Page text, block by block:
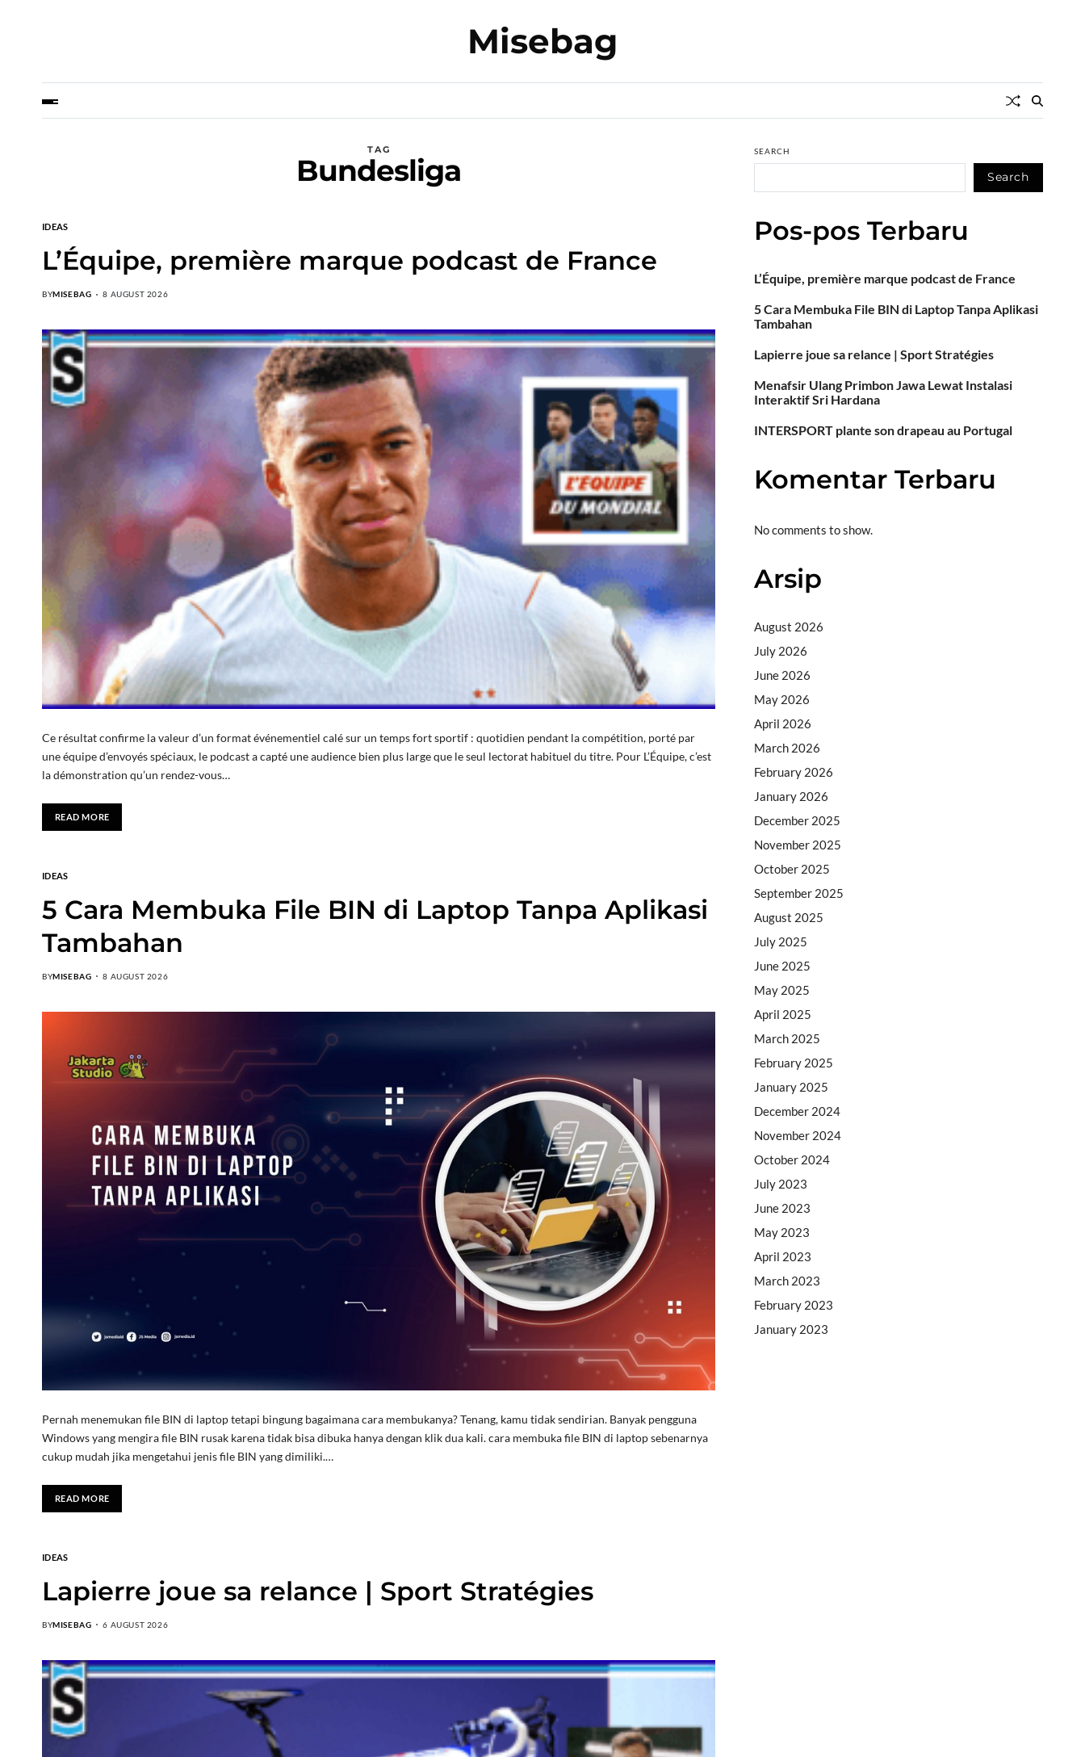
Misebag
TAG
Bundesliga
IDEAS
L’Équipe, première marque podcast de France
BYMISEBAG 8 AUGUST 2026
Ce résultat confirme la valeur d’un format événementiel calé sur un temps fort sportif : quotidien pendant la compétition, porté par
une équipe d’envoyés spéciaux, le podcast a capté une audience bien plus large que le seul lectorat habituel du titre. Pour L’Équipe, c’est
la démonstration qu’un rendez-vous…
READ MORE
IDEAS
5 Cara Membuka File BIN di Laptop Tanpa Aplikasi
Tambahan
BYMISEBAG 8 AUGUST 2026
Pernah menemukan file BIN di laptop tetapi bingung bagaimana cara membukanya? Tenang, kamu tidak sendirian. Banyak pengguna
Windows yang mengira file BIN rusak karena tidak bisa dibuka hanya dengan klik dua kali. cara membuka file BIN di laptop sebenarnya
cukup mudah jika mengetahui jenis file BIN yang dimiliki.…
READ MORE
IDEAS
Lapierre joue sa relance | Sport Stratégies
BYMISEBAG 6 AUGUST 2026
SEARCH
Search
Pos-pos Terbaru
L’Équipe, première marque podcast de France
5 Cara Membuka File BIN di Laptop Tanpa Aplikasi
Tambahan
Lapierre joue sa relance | Sport Stratégies
Menafsir Ulang Primbon Jawa Lewat Instalasi
Interaktif Sri Hardana
INTERSPORT plante son drapeau au Portugal
Komentar Terbaru
No comments to show.
Arsip
August 2026
July 2026
June 2026
May 2026
April 2026
March 2026
February 2026
January 2026
December 2025
November 2025
October 2025
September 2025
August 2025
July 2025
June 2025
May 2025
April 2025
March 2025
February 2025
January 2025
December 2024
November 2024
October 2024
July 2023
June 2023
May 2023
April 2023
March 2023
February 2023
January 2023